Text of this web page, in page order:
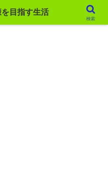
目指す生活
目指す生活
検索